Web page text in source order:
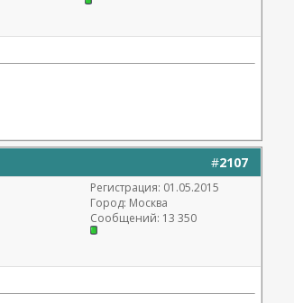
#2107
Регистрация: 01.05.2015
Город: Москва
Сообщений: 13 350